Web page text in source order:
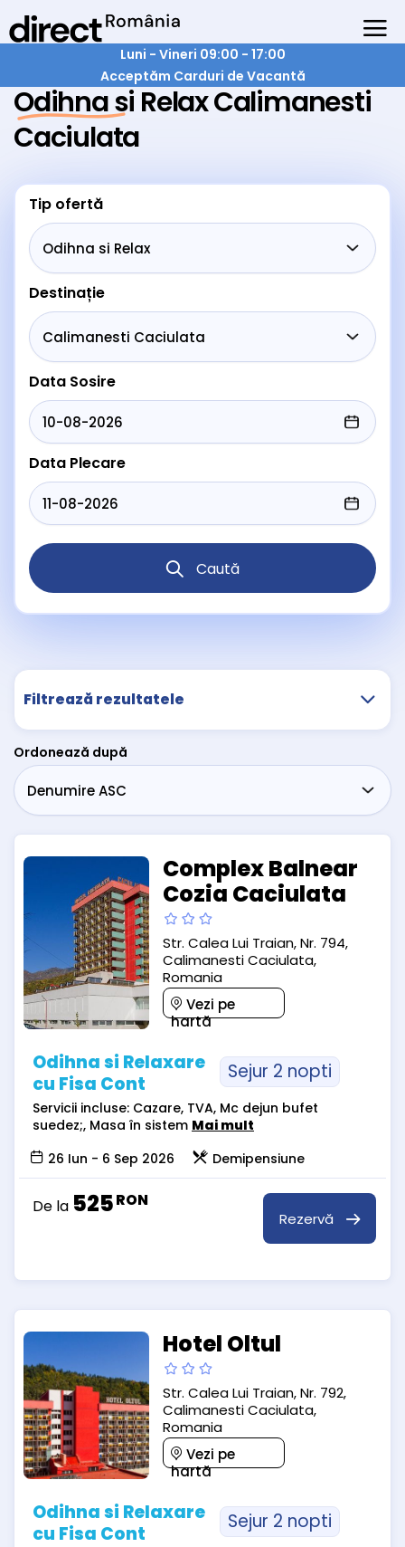
Luni - Vineri 09:00 - 17:00
Acceptăm Carduri de Vacantă
Odihna si Relax Calimanesti
Caciulata
Tip ofertă
Destinație
Data Sosire
Data Plecare
Caută
Filtrează rezultatele
Ordonează după
Complex Balnear
Cozia Caciulata
Str. Calea Lui Traian, Nr. 794,
Calimanesti Caciulata,
Romania
Vezi pe
hartă
Odihna si Relaxare
cu Fisa Cont
Sejur 2 nopti
Servicii incluse: Cazare, TVA, Mc dejun bufet
suedez;, Masa în sistem Mai mult
26 Iun - 6 Sep 2026
Demipensiune
De la 525RON
Rezervă
Hotel Oltul
Str. Calea Lui Traian, Nr. 792,
Calimanesti Caciulata,
Romania
Vezi pe
hartă
Odihna si Relaxare
cu Fisa Cont
Sejur 2 nopti